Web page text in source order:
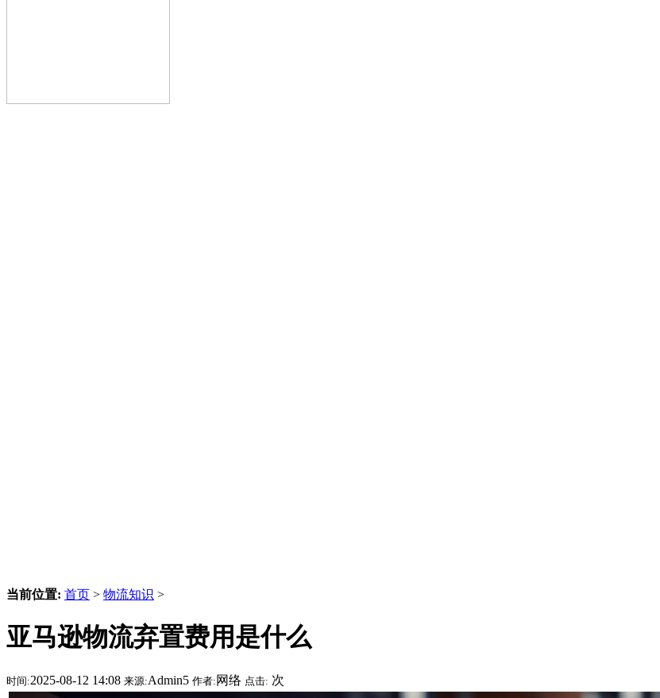
当前位置: 首页 > 物流知识 >
亚马逊物流弃置费用是什么
时间:2025-08-12 14:08 来源:Admin5 作者: 网络 点击: 次